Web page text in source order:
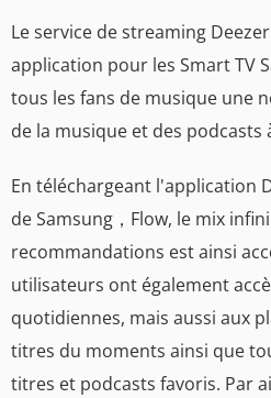
Le service de streaming
application pour les Smart TV
tous les fans de musique une
de la musique et des podcasts
En téléchargeant l'application
de Samsung，Flow, le mix
recommandations est ainsi
utilisateurs ont également
quotidiennes, mais aussi aux
titres du moments ainsi que
titres et podcasts favoris. Par